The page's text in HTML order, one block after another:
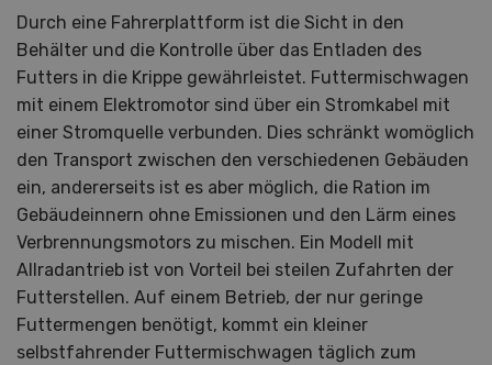
Durch eine Fahrerplattform ist die Sicht in den
Behälter und die Kontrolle über das Entladen des
Futters in die Krippe gewährleistet. Futtermischwagen
mit einem Elektromotor sind über ein Stromkabel mit
einer Stromquelle verbunden. Dies schränkt womöglich
den Transport zwischen den verschiedenen Gebäuden
ein, andererseits ist es aber möglich, die Ration im
Gebäudeinnern ohne Emissionen und den Lärm eines
Verbrennungsmotors zu mischen. Ein Modell mit
Allradantrieb ist von Vorteil bei steilen Zufahrten der
Futterstellen. Auf einem Betrieb, der nur geringe
Futtermengen benötigt, kommt ein kleiner
selbstfahrender Futtermischwagen täglich zum